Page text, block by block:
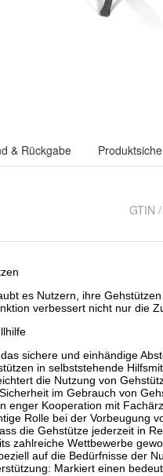
& Rückgabe
GTIN